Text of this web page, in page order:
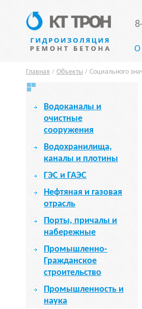
О
Главная / Объекты / Социального
Водоканалы и
очистные
сооружения
Водохранилища,
каналы и плотины
ГЭС и ГАЭС
Нефтяная и газовая
отрасль
Порты, причалы и
набережные
Промышленно-
Гражданское
строительство
Промышленность и
наука